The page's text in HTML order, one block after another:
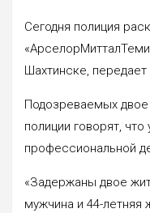
Сегодня полиция
Шахтинске,
Подозреваемых
полиции говорят,
профессиональной
«Задержаны двое
мужчина и 44-